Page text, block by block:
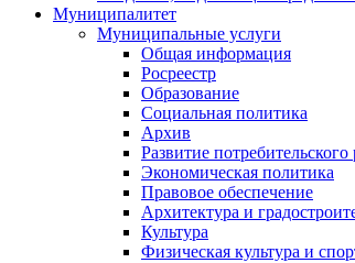
Муниципалитет
Муниципальные услуги
Общая информация
Росреестр
Образование
Социальная политика
Архив
Развитие
Экономическая политика
Правовое обеспечение
Архитектура и
Культура
Физическая культура и